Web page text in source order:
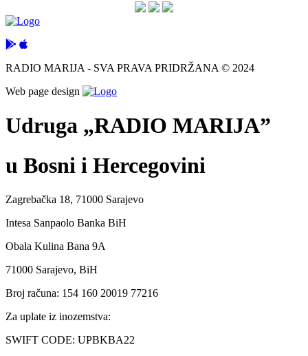
RADIO MARIJA - SVA PRAVA PRIDRŽANA © 2024
Web page design
Udruga „RADIO MARIJA”
u Bosni i Hercegovini
Zagrebačka 18, 71000 Sarajevo
Intesa Sanpaolo Banka BiH
Obala Kulina Bana 9A
71000 Sarajevo, BiH
Broj računa: 154 160 20019 77216
Za uplate iz inozemstva:
SWIFT CODE: UPBKBA22